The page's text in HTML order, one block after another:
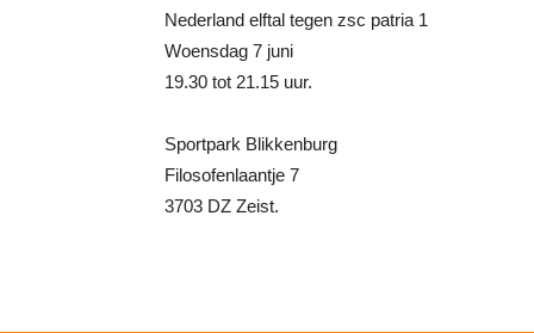
Nederland elftal tegen zsc patria 1
Woensdag 7 juni
19.30 tot 21.15 uur.
Sportpark Blikkenburg
Filosofenlaantje 7
3703 DZ Zeist.